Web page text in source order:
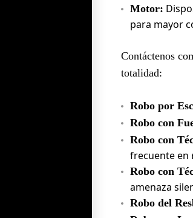
Motor:
para mayor
Contáctenos
totalidad:
Robo por
Robo con
Robo con
frecuente en
Robo con
amenaza
Robo del